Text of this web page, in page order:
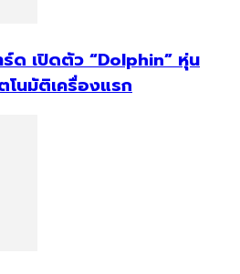
ด เปิดตัว “Dolphin” หุ่น
นมัติเครื่องแรก